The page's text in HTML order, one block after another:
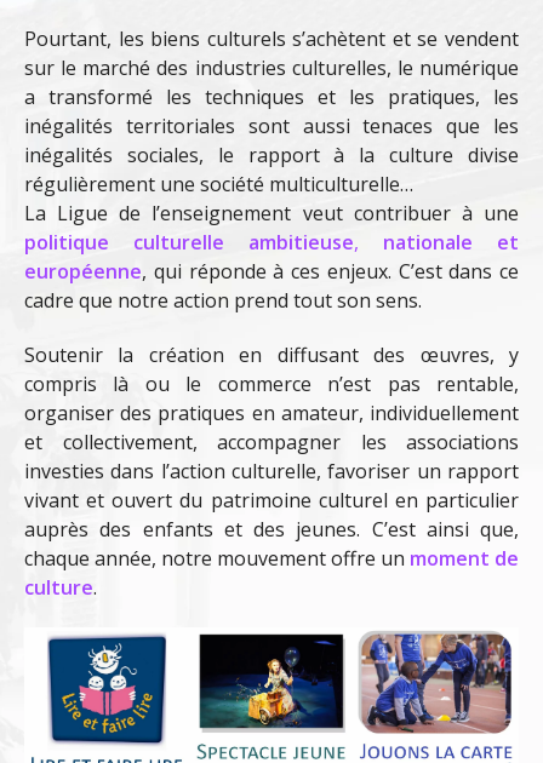
Pourtant, les biens culturels s’achètent et se vendent
sur le marché des industries culturelles, le numérique
a transformé les techniques et les pratiques, les
inégalités territoriales sont aussi tenaces que les
inégalités sociales, le rapport à la culture divise
régulièrement une société multiculturelle…
La Ligue de l’enseignement veut contribuer à une
politique culturelle ambitieuse, nationale et
européenne, qui réponde à ces enjeux. C’est dans ce
cadre que notre action prend tout son sens.
Soutenir la création en diffusant des œuvres, y
compris là ou le commerce n’est pas rentable,
organiser des pratiques en amateur, individuellement
et collectivement, accompagner les associations
investies dans l’action culturelle, favoriser un rapport
vivant et ouvert du patrimoine culturel en particulier
auprès des enfants et des jeunes. C’est ainsi que,
chaque année, notre mouvement offre un moment de
culture.